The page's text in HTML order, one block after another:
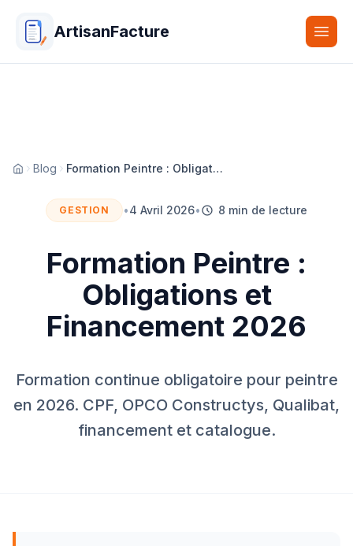
ArtisanFacture
Accueil
Blog Formation Peintre : Obligations et Financement 2026
GESTION •4 Avril 2026• 8 min de lecture
Formation Peintre :
Obligations et
Financement 2026
Formation continue obligatoire pour peintre
en 2026. CPF, OPCO Constructys, Qualibat,
financement et catalogue.